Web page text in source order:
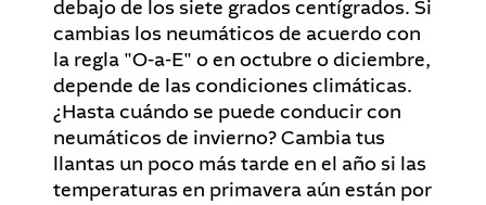
debajo de los siete grados centígrados. Si
cambias los neumáticos de acuerdo con
la regla "O-a-E" o en octubre o diciembre,
depende de las condiciones climáticas.
¿Hasta cuándo se puede conducir con
neumáticos de invierno? Cambia tus
llantas un poco más tarde en el año si las
temperaturas en primavera aún están por